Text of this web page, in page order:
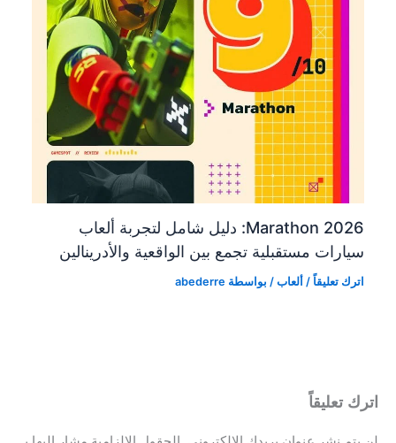
Marathon 2026: دليل شامل لتجربة ألعاب
سيارات مستقبلية تجمع بين الواقعية والأدرينالين
اترك تعليقاً / ألعاب / بواسطة abederre
اترك تعليقاً